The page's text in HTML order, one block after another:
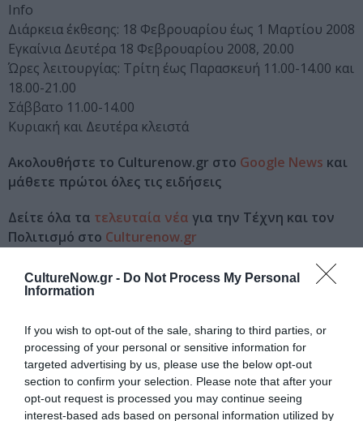
CultureNow.gr - Do Not Process My Personal
Information
If you wish to opt-out of the sale, sharing to third parties, or
processing of your personal or sensitive information for
targeted advertising by us, please use the below opt-out
section to confirm your selection. Please note that after your
opt-out request is processed you may continue seeing
interest-based ads based on personal information utilized by
Info
Διάρκεια έκθεσης: 18 Φεβρουαρίου έως 1 Μαρτίου 2008
Εγκαίνια Δευτέρα 18 Φεβρουαρίου 2008, 20.00
Ώρες λειτουργίας: Τρίτη έως Παρασκευή 11.00-14.00 και
18.00-21.00
Σάββατο 11.00-14.00
Κυριακή και Δευτέρα κλειστά
Ακολουθήστε το Culturenow.gr στο Google News και
μάθετε πρώτοι όλες τις ειδήσεις
Δείτε όλα τα τελευταία νέα για την Τέχνη και τον
Πολιτισμό στο Culturenow.gr
Νέοι Διαγωνισμοί❯
ΕΚΔΟΣΕΙΣ ΚΑΣΤΑΝΙΩΤΗ
Newsletter